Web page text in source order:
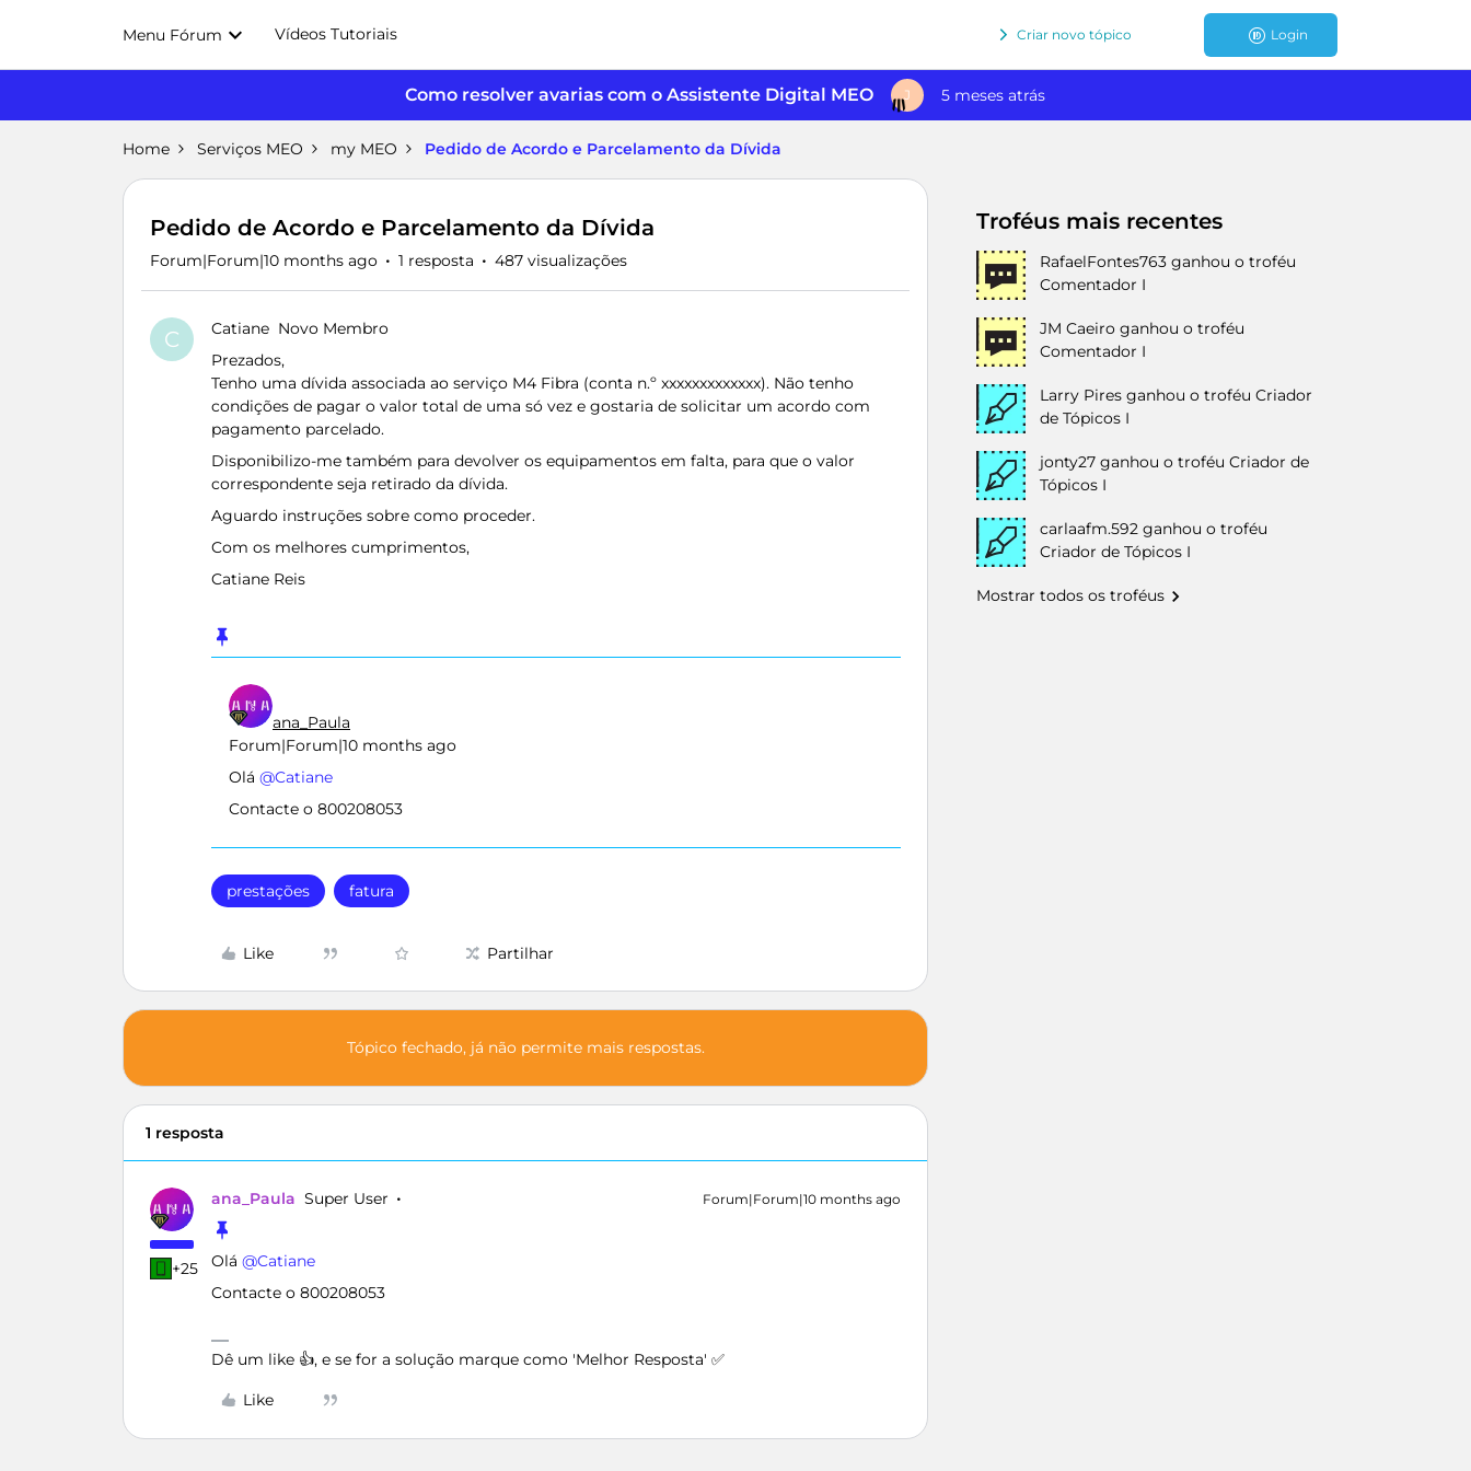
Menu Fórum Vídeos Tutoriais Criar novo tópico Login
Como resolver avarias com o Assistente Digital MEO J 5 meses atrás
Home Serviços MEO my MEO Pedido de Acordo e Parcelamento da Dívida
Pedido de Acordo e Parcelamento da Dívida
Forum|Forum|10 months ago 1 resposta 487 visualizações
C Catiane Novo Membro
Prezados,
Tenho uma dívida associada ao serviço M4 Fibra (conta n.º xxxxxxxxxxxxx). Não tenho
condições de pagar o valor total de uma só vez e gostaria de solicitar um acordo com
pagamento parcelado.
Disponibilizo-me também para devolver os equipamentos em falta, para que o valor
correspondente seja retirado da dívida.
Aguardo instruções sobre como proceder.
Com os melhores cumprimentos,
Catiane Reis
ana_Paula
Forum|Forum|10 months ago
Olá ​ @Catiane
Contacte o 800208053
prestações fatura
Like Partilhar
Tópico fechado, já não permite mais respostas.
1 resposta
+25
ana_Paula Super User Forum|Forum|10 months ago
Olá ​ @Catiane
Contacte o 800208053
Dê um like 👍, e se for a solução marque como 'Melhor Resposta' ✅
Like
Troféus mais recentes
RafaelFontes763 ganhou o troféu
Comentador I
JM Caeiro ganhou o troféu
Comentador I
Larry Pires ganhou o troféu Criador
de Tópicos I
jonty27 ganhou o troféu Criador de
Tópicos I
carlaafm.592 ganhou o troféu
Criador de Tópicos I
Mostrar todos os troféus